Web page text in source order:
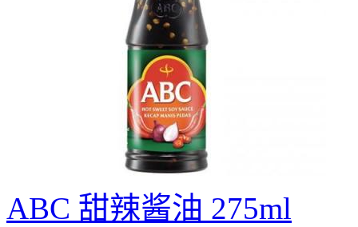
ABC 甜辣酱油 275ml